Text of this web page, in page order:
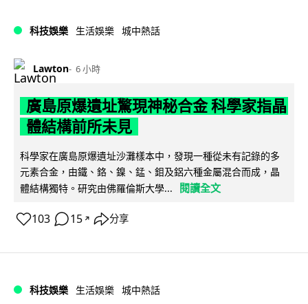
科技娛樂 生活娛樂 城中熱話
Lawton 6 小時
廣島原爆遺址驚現神秘合金 科學家指晶
體結構前所未見
科學家在廣島原爆遺址沙灘樣本中，發現一種從未有記錄的多
元素合金，由鐵、鉻、鎳、錳、鉬及鋁六種金屬混合而成，晶
體結構獨特。研究由佛羅倫斯大學...
閱讀全文
103 15 ↗ 分享
科技娛樂 生活娛樂 城中熱話